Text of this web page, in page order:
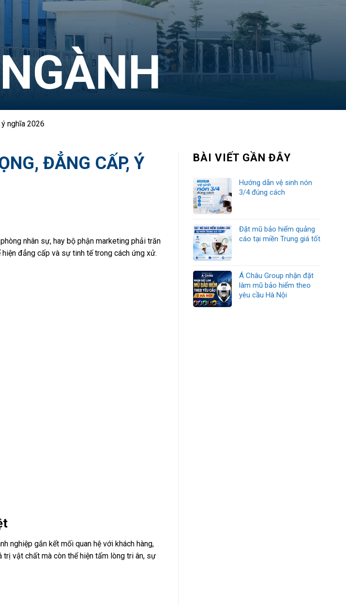
nghĩa 2026
ĐẲNG CẤP, Ý
nhân sự, hay bộ phận marketing phải trăn
đẳng cấp và sự tinh tế trong cách ứng xử.
nghiệp gắn kết mối quan hệ với khách hàng,
trị vật chất mà còn thể hiện tấm lòng tri ân, sự
BÀI VIẾT GẦN ĐÂY
Hướng dẫn vệ sinh nón
3/4 đúng cách
Đặt mũ bảo hiểm quảng
cáo tại miền Trung giá tốt
Á Châu Group nhận đặt
làm mũ bảo hiểm theo
yêu cầu Hà Nội